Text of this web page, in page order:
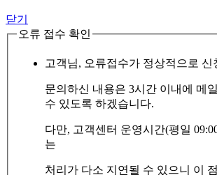
닫기
오류 접수 확인
고객님, 오류접수가 정상적으로 신
문의하신 내용은 3시간 이내에 메
수 있도록 하겠습니다.
다만, 고객센터 운영시간(평일
는
처리가 다소 지연될 수 있으니 이